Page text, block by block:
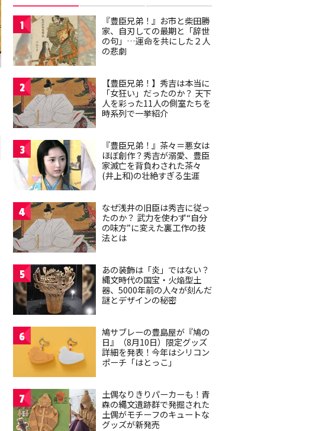
1
『豊臣兄弟！』お市と柴田勝
家、自刃しての最期と「辞世
の句」…運命を共にした２人
の悲劇
2
【豊臣兄弟！】秀吉は本当に
「女狂い」だったのか？ 天下
人を彩った11人の側室たちを
時系列で一挙紹介
3
『豊臣兄弟！』茶々＝悪女は
ほぼ創作？秀吉が溺愛、豊臣
家滅亡を背負わされた茶々
(井上和)の壮絶すぎる生涯
4
なぜ浅井の旧臣は秀吉に従っ
たのか？ 武力を使わず“自分
の味方”に変えた裏工作の技
法とは
5
あの装飾は「炎」ではない？
縄文時代の国宝・火焔型土
器、5000年前の人々が刻んだ
謎とデザインの秘密
6
鳩サブレーの豊島屋が『鳩の
日』（8月10日）限定グッズ
詳細を発表！今年はシリコン
ポーチ「はとっこ」
7
土偶なりきりパーカーも！青
森の縄文遺跡群で発掘された
土偶がモチーフのキュートな
グッズが新発売